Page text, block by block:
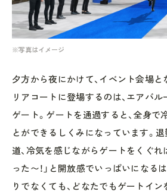
※写真はイメージ
夕方から夜にかけて、イベント会場と
リアコートに登場するのは、エアバ
ゲート。ゲートを通過すると、全身で
とができるしくみになっています。
道、冷気を感じながらゲートをくぐれ
った〜！」と開放感でいっぱいになる
りでなくても、どなたでもゲートイン